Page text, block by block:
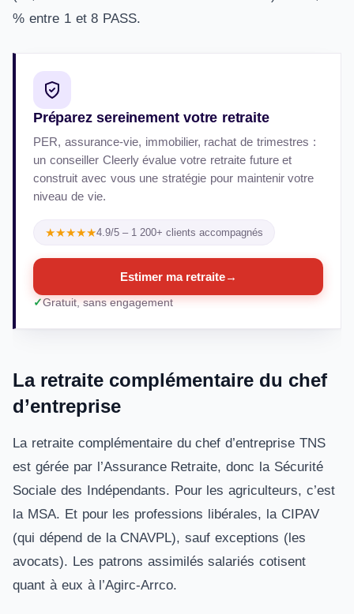
% entre 1 et 8 PASS.
Préparez sereinement votre retraite
PER, assurance-vie, immobilier, rachat de trimestres :
un conseiller Cleerly évalue votre retraite future et
construit avec vous une stratégie pour maintenir votre
niveau de vie.
★★★★★4.9/5 – 1 200+ clients accompagnés
Estimer ma retraite→
Gratuit, sans engagement
La retraite complémentaire du chef
d’entreprise
La retraite complémentaire du chef d’entreprise TNS
est gérée par l’Assurance Retraite, donc la Sécurité
Sociale des Indépendants. Pour les agriculteurs, c’est
la MSA. Et pour les professions libérales, la CIPAV
(qui dépend de la CNAVPL), sauf exceptions (les
avocats). Les patrons assimilés salariés cotisent
quant à eux à l’Agirc-Arrco.